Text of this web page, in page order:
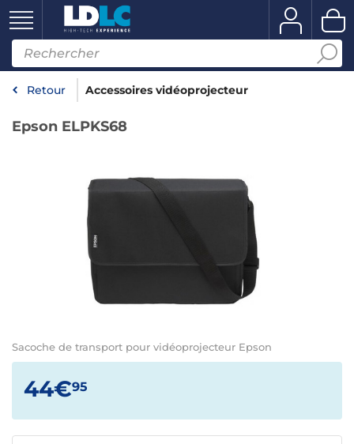
Retour Accessoires vidéoprojecteur
Epson ELPKS68
Sacoche de transport pour vidéoprojecteur Epson
44€95